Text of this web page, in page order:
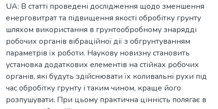
UA: В статті проведені дослідження щодо зменшення
енерговитрат та підвищення якості обробітку грунту
шляхом використання в грунтообробному знарядді
робочих органів вібраційної дії з обгрунтуванням
параметрів їх роботи. Наукову новизну становить
установка додаткових елементів на стійках робочих
органів, які будуть здійснювати їх коливальні рухи під
час обробітку грунту і таким чином, краще його
розпушувати. При цьому практична цінність полягає в